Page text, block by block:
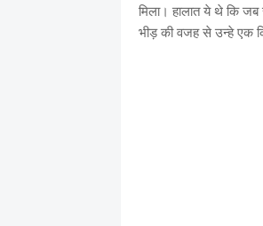
मिला। हालात ये थे कि जब
भीड़ की वजह से उन्हे एक